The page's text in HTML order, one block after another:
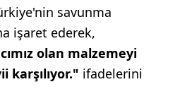
savunma
işaret ederek,
olan malzemeyi
karşılıyor." ifadelerini